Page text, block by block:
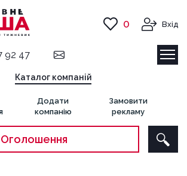
92 47
Каталог компаній
Додати
компанію
Замовити
рекламу
Оголошення
0 Вхід